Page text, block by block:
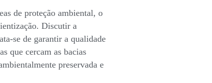
de proteção ambiental, o
Discutir a
se de garantir a qualidade
que cercam as bacias
preservada e